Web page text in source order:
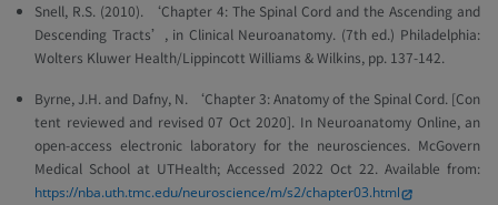
Snell, R.S. (2010). ‘Chapter 4: The Spinal Cord and the Ascending and
Descending Tracts’, in Clinical Neuroanatomy. (7th ed.) Philadelphia:
Wolters Kluwer Health/Lippincott Williams & Wilkins, pp. 137-142.
Byrne, J.H. and Dafny, N. ‘Chapter 3: Anatomy of the Spinal Cord. [Con
tent reviewed and revised 07 Oct 2020]. In Neuroanatomy Online, an
open-access electronic laboratory for the neurosciences. McGovern
Medical School at UTHealth; Accessed 2022 Oct 22. Available from:
https://nba.uth.tmc.edu/neuroscience/m/s2/chapter03.html